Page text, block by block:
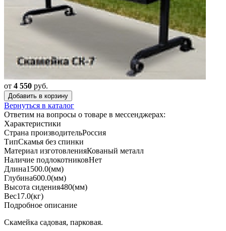
от 4 550 руб.
Добавить в корзину
Вернуться в каталог
Ответим на вопросы о товаре в мессенджерах:
Характеристики
Страна производительРоссия
ТипСкамья без спинки
Материал изготовленияКованый металл
Наличие подлокотниковНет
Длина1500.0(мм)
Глубина600.0(мм)
Высота сидения480(мм)
Вес17.0(кг)
Подробное описание
Скамейка садовая, парковая.